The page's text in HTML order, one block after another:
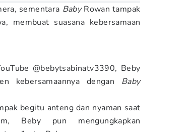
sementara BabyRowan tampak
membuat suasana kebersamaan
@bebytsabinatv3390, Beby
kebersamaannya dengan Baby
begitu anteng dan nyaman saat
Beby pun mengungkapkan